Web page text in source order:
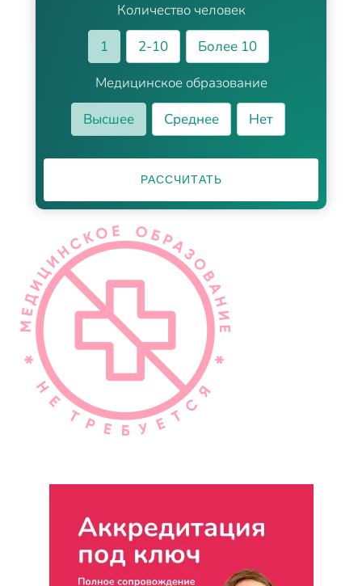
Количество человек
1
2-10
Более 10
Медицинское образование
Высшее
Среднее Нет
РАССЧИТАТЬ